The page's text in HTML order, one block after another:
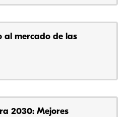
al mercado de las
2030: Mejores